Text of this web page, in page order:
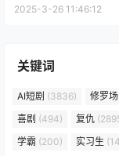
2025-3-26 11:46:12
关键词
AI短剧 (3836) 修罗场
喜剧 (494) 复仇
学霸 (200) 实习生